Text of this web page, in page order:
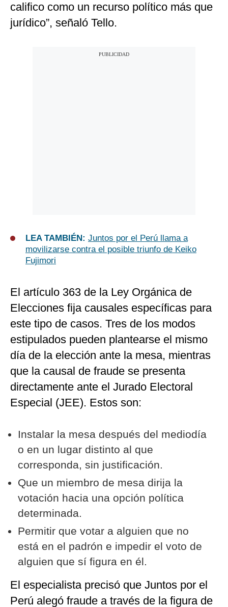
califico como un recurso político más que
jurídico”, señaló Tello.
LEA TAMBIÉN: Juntos por el Perú llama a
movilizarse contra el posible triunfo de Keiko
Fujimori
El artículo 363 de la Ley Orgánica de
Elecciones fija causales específicas para
este tipo de casos. Tres de los modos
estipulados pueden plantearse el mismo
día de la elección ante la mesa, mientras
que la causal de fraude se presenta
directamente ante el Jurado Electoral
Especial (JEE). Estos son:
Instalar la mesa después del mediodía
o en un lugar distinto al que
corresponda, sin justificación.
Que un miembro de mesa dirija la
votación hacia una opción política
determinada.
Permitir que votar a alguien que no
está en el padrón e impedir el voto de
alguien que sí figura en él.
El especialista precisó que Juntos por el
Perú alegó fraude a través de la figura de